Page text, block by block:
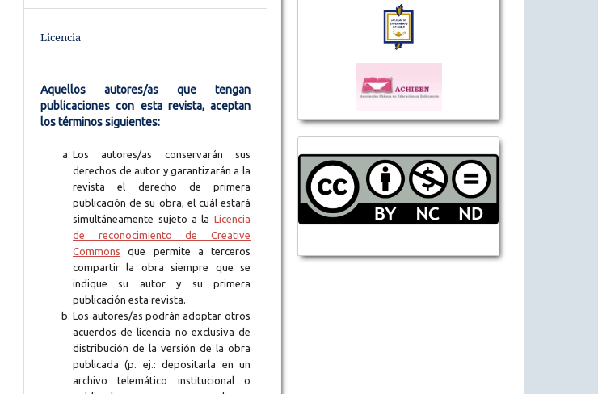
Licencia
Aquellos autores/as que tengan
publicaciones con esta revista, aceptan
los términos siguientes:
Los autores/as conservarán sus
derechos de autor y garantizarán a la
revista el derecho de primera
publicación de su obra, el cuál estará
simultáneamente sujeto a la Licencia
de reconocimiento de Creative
Commons que permite a terceros
compartir la obra siempre que se
indique su autor y su primera
publicación esta revista.
Los autores/as podrán adoptar otros
acuerdos de licencia no exclusiva de
distribución de la versión de la obra
publicada (p. ej.: depositarla en un
archivo telemático institucional o